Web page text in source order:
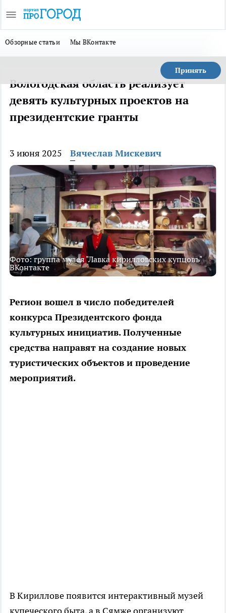
Обзорные статьи Мы ВКонтакте
Принять
Вологодская область реализует
девять культурных проектов на
президентские гранты
3 июня 2025 Вячеслав Мискевич
Фото: группа музея "Лавка кирилловских купцовъ"
ВКонтакте
Регион вошел в число победителей
конкурса Президентского фонда
культурных инициатив. Полученные
средства направят на создание новых
туристических объектов и проведение
мероприятий.
В Кириллове появится интерактивный музей
купеческого быта, а в Сямже организуют